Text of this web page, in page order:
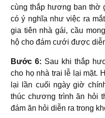
cùng thắp hương ban thờ
có ý nghĩa như việc ra
gia tiên nhà gái, cầu
hộ cho đám cưới được
Bước 6: Sau khi thắp
cho họ nhà trai lễ lại mặt.
lại lần cuối ngày giờ
thúc chương trình ăn hỏi
đám ăn hỏi diễn ra trong